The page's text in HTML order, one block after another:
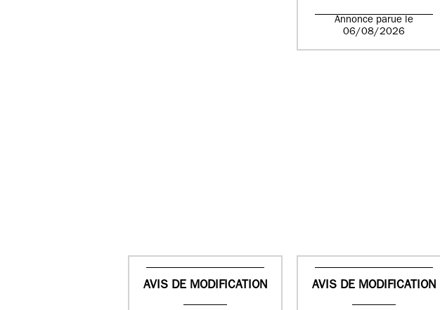
Annonce parue le
06/08/2026
AVIS DE MODIFICATION AVIS DE MODIFICATION